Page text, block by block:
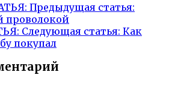
Предыдущая статья:
проволокой
Следующая статья: Как
покупал